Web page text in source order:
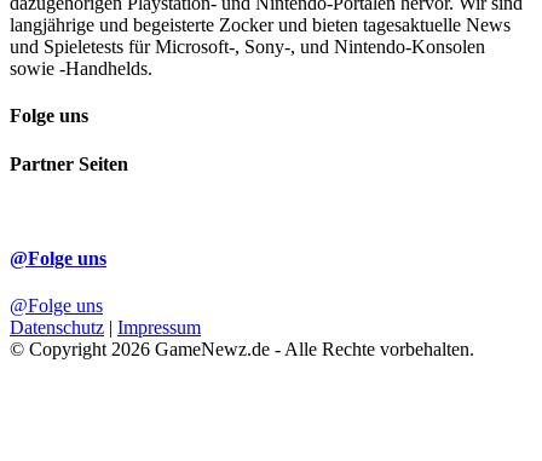
langjährige und begeisterte Zocker und bieten tagesaktuelle News
und Spieletests für Microsoft-, Sony-, und Nintendo-Konsolen
sowie -Handhelds.
Folge uns
Partner Seiten
@Folge uns
@Folge uns
Datenschutz | Impressum
© Copyright 2026 GameNewz.de - Alle Rechte vorbehalten.